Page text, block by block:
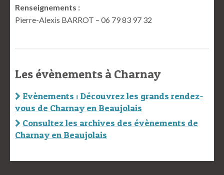
Renseignements :
Pierre-Alexis BARROT – 06 79 83 97 32
Les évènements à Charnay
Evènements : Découvrez les grands rendez-
vous de Charnay en Beaujolais
Consultez les archives des évènements de
Charnay en Beaujolais